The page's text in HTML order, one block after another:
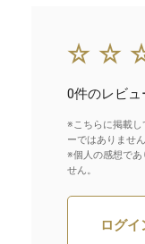
0件のレビュ
※こちらに掲載し
ーではありません
※個人の感想であ
せん。
ログ